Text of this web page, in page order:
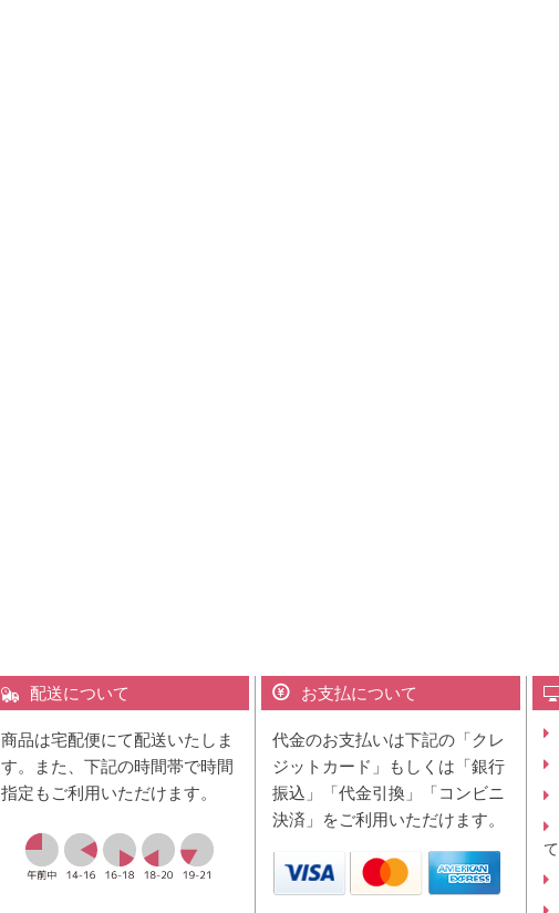
配送について
商品は宅配便にて配送いたしま
す。また、下記の時間帯で時間
指定もご利用いただけます。
お支払について
代金のお支払いは下記の「クレ
ジットカード」もしくは「銀行
振込」「代金引換」「コンビニ
決済」をご利用いただけます。
て